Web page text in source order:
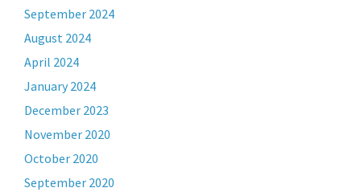
September 2024
August 2024
April 2024
January 2024
December 2023
November 2020
October 2020
September 2020